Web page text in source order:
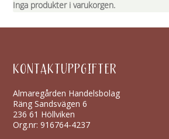
Inga produkter i varukorgen.
KONTAKTUPPGIFTER
Almaregården Handelsbolag
Räng Sandsvägen 6
236 61 Höllviken
Org.nr: 916764-4237